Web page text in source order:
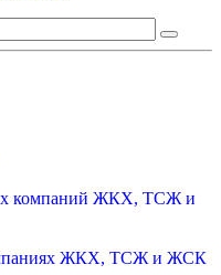
компаний ЖКХ, ТСЖ и
ЖКХ, ТСЖ и ЖСК